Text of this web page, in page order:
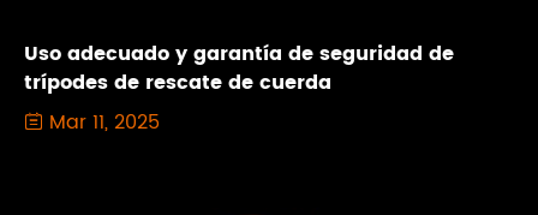
Uso adecuado y garantía de seguridad de
trípodes de rescate de cuerda
 Mar 11, 2025